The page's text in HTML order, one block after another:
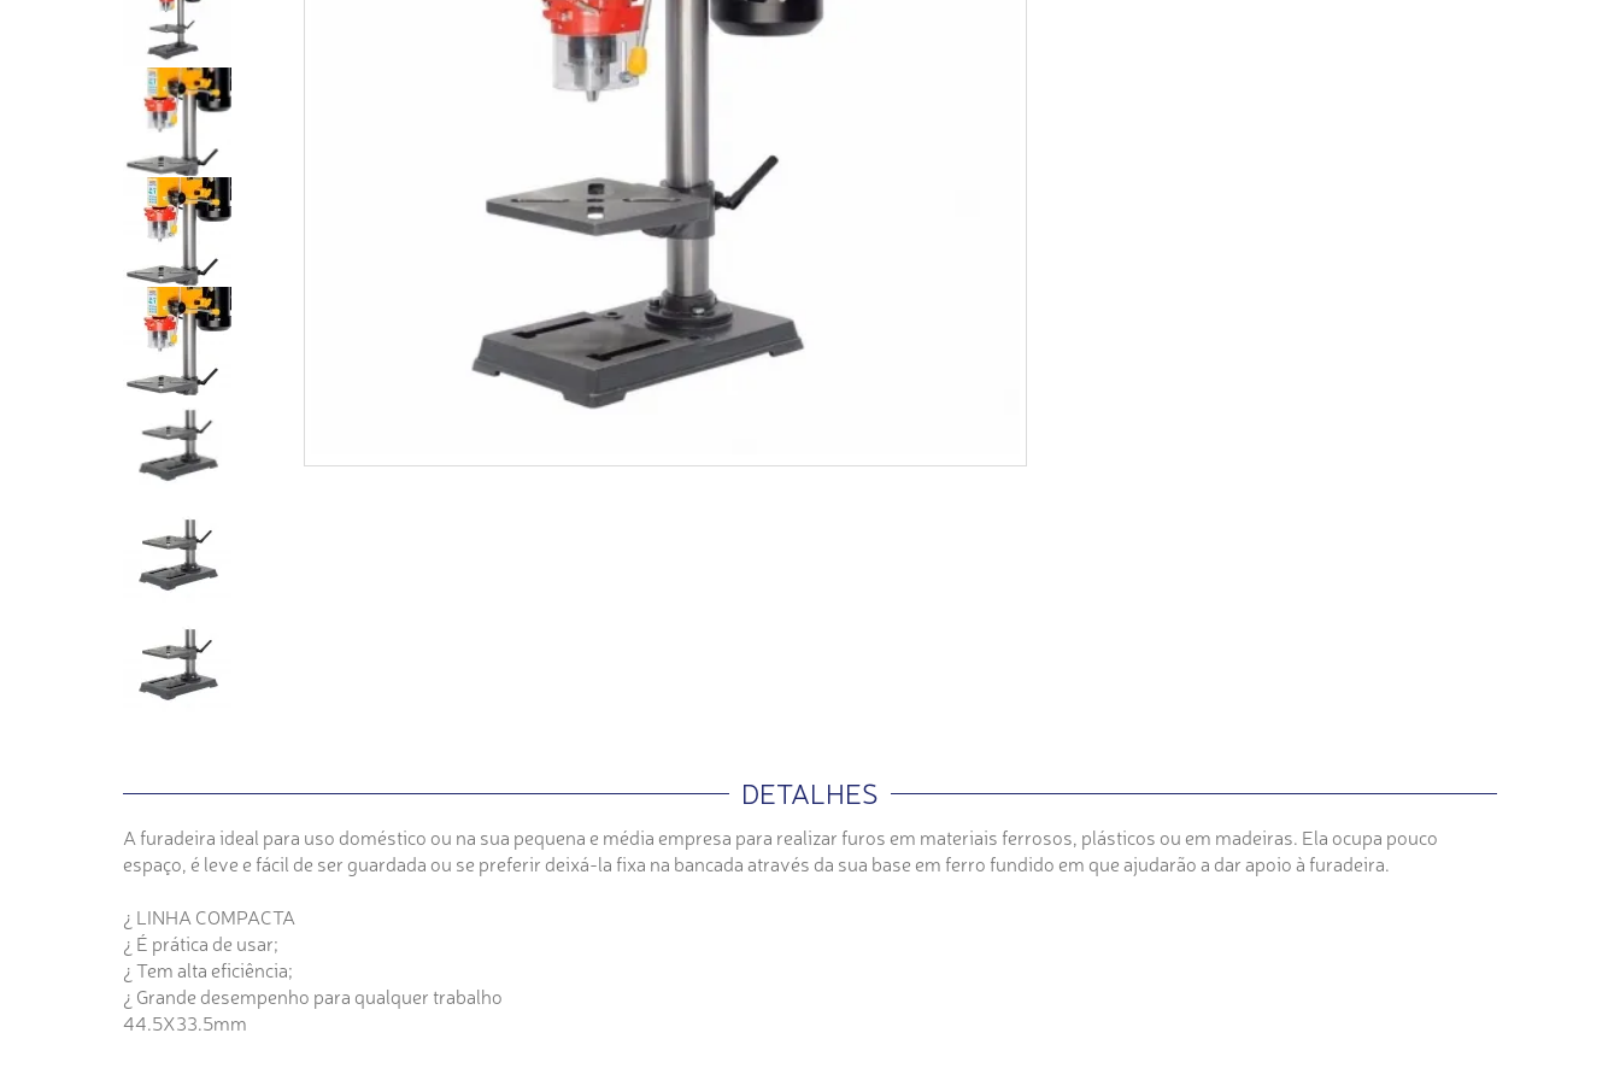
DETALHES
A furadeira ideal para uso doméstico ou na sua pequena e média empresa para realizar furos em materiais ferrosos, plásticos ou em madeiras. Ela ocupa pouco
espaço, é leve e fácil de ser guardada ou se preferir deixá-la fixa na bancada através da sua base em ferro fundido em que ajudarão a dar apoio à furadeira.
¿ LINHA COMPACTA
¿ É prática de usar;
¿ Tem alta eficiência;
¿ Grande desempenho para qualquer trabalho
44.5X33.5mm